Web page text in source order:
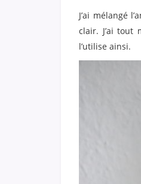
J’ai mélangé
clair. J’ai tout
l’utilise ainsi.